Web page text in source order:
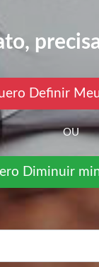
Definir
OU
Diminuir